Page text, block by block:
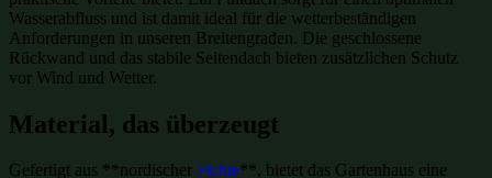
Wasserabfluss und ist damit ideal für die wetterbeständigen
Anforderungen in unseren Breitengraden. Die geschlossene
Rückwand und das stabile Seitendach bieten zusätzlichen Schutz
vor Wind und Wetter.
Material, das überzeugt
Gefertigt aus **nordischer Fichte**, bietet das Gartenhaus eine